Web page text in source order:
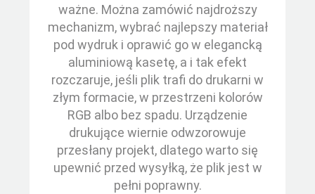
ważne. Można zamówić najdroższy
mechanizm, wybrać najlepszy materiał
pod wydruk i oprawić go w elegancką
aluminiową kasetę, a i tak efekt
rozczaruje, jeśli plik trafi do drukarni w
złym formacie, w przestrzeni kolorów
RGB albo bez spadu. Urządzenie
drukujące wiernie odwzorowuje
przesłany projekt, dlatego warto się
upewnić przed wysyłką, że plik jest w
pełni poprawny.